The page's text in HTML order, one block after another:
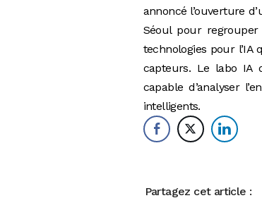
annoncé l’ouverture
Séoul pour
technologies pour
capteurs. Le labo IA
capable d’analyser
intelligents.
Partagez cet article :